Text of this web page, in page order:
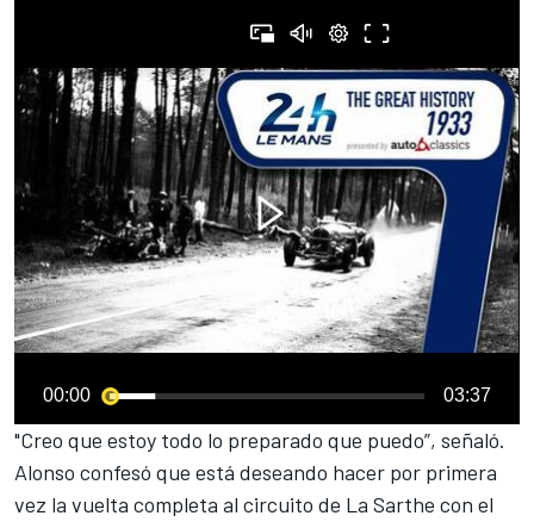
00:00 03:37
"Creo que estoy todo lo preparado que puedo”, señaló.
Alonso confesó que está deseando hacer por primera
vez la vuelta completa al circuito de La Sarthe con el